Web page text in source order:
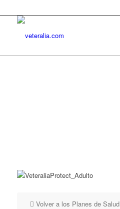
Volver a los Planes de Salud